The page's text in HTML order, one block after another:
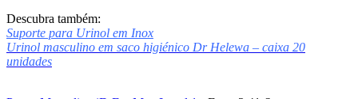
Descubra também:
Suporte para Urinol em Inox
Urinol masculino em saco higiénico Dr Helewa – caixa 20
unidades